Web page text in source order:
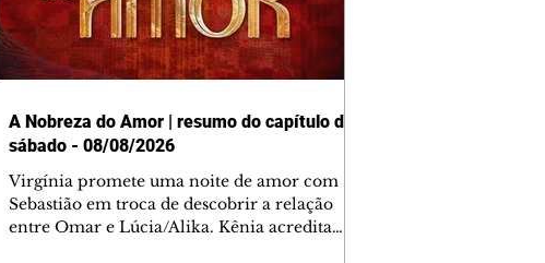
A Nobreza do Amor | resumo do capítulo de
sábado - 08/08/2026
Virgínia promete uma noite de amor com
Sebastião em troca de descobrir a relação
entre Omar e Lúcia/Alika. Kênia acredita